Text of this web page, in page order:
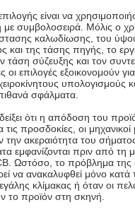
είναι να
συμβολοσειρά. Μόλις ο
καλωδίωσης, του
και της τάσης πηγής, το
τάση σύζευξης και τον
οι επιλογές εξοικονομούν
υπολογισμούς
σφάλματα.
ότι η απόδοση του
τις προσδοκίες, οι μηχανικοί
την ακεραιότητα του
εμφανίζονται πριν από τη
Ωστόσο, το πρόβλημα της
να ανακαλυφθεί μόνο κατά
κλίμακας ή όταν οι
το προϊόν στη σκηνή.